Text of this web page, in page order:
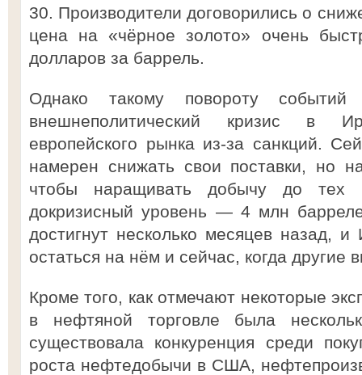
30. Производители договорились о
цена на «чёрное золото» очень
долларов за баррель.
Однако такому повороту событий
внешнеполитический кризис в
европейского рынка из-за санкций.
намерен снижать свои поставки, но
чтобы наращивать добычу до
докризисный уровень — 4 млн
достигнут несколько месяцев назад,
остаться на нём и сейчас, когда
Кроме того, как отмечают некоторые
в нефтяной торговле была
существовала конкуренция среди
роста нефтедобычи в США,